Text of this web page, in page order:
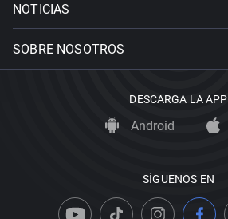
NOTICIAS
SOBRE NOSOTROS
DESCARGA LA APP
Android
SÍGUENOS EN